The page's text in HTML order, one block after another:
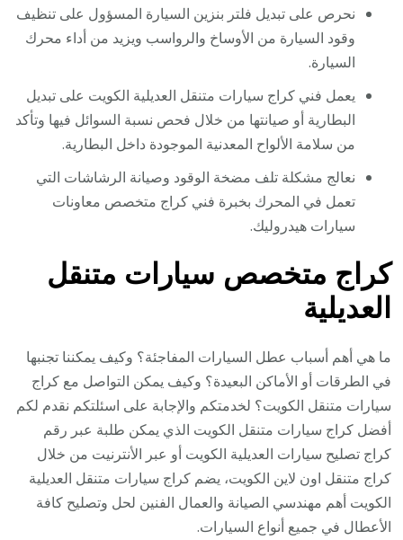
نحرص على تبديل فلتر بنزين السيارة المسؤول على تنظيف
وقود السيارة من الأوساخ والرواسب ويزيد من أداء محرك
السيارة.
يعمل فني كراج سيارات متنقل العديلية الكويت على تبديل
البطارية أو صيانتها من خلال فحص نسبة السوائل فيها وتأكد
من سلامة الألواح المعدنية الموجودة داخل البطارية.
نعالج مشكلة تلف مضخة الوقود وصيانة الرشاشات التي
تعمل في المحرك بخبرة فني كراج متخصص معاونات
سيارات هيدروليك.
كراج متخصص سيارات متنقل
العديلية
ما هي أهم أسباب عطل السيارات المفاجئة؟ وكيف يمكننا تجنبها
في الطرقات أو الأماكن البعيدة؟ وكيف يمكن التواصل مع كراج
سيارات متنقل الكويت؟ لخدمتكم والإجابة على اسئلتكم نقدم لكم
أفضل كراج سيارات متنقل الكويت الذي يمكن طلبة عبر رقم
كراج تصليح سيارات العديلية الكويت أو عبر الأنترنيت من خلال
كراج متنقل اون لاين الكويت، يضم كراج سيارات متنقل العديلية
الكويت أهم مهندسي الصيانة والعمال الفنين لحل وتصليح كافة
الأعطال في جميع أنواع السيارات.